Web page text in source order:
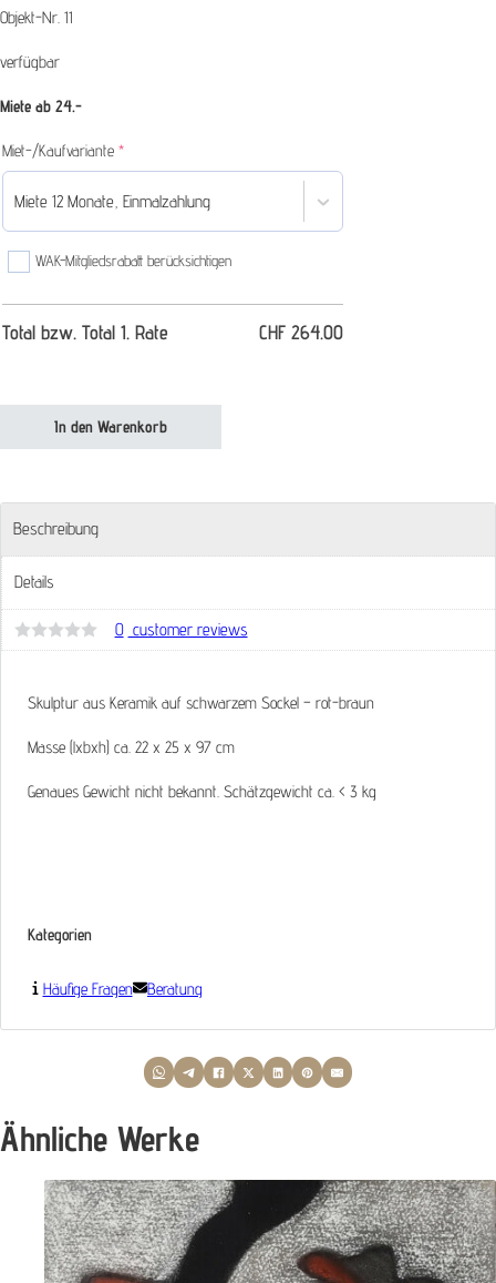
Objekt-Nr. 11
verfügbar
Miete ab 24.-
Miet-/Kaufvariante *(required)
Miete 12 Monate, Einmalzahlung
WAK-Mitgliedsrabatt berücksichtigen
Total bzw. Total 1. Rate CHF 264.00
SKULPTUR 1 Veronika Martin Mantel Menge
In den Warenkorb
Beschreibung
Details
Bewertet
von
0 customer reviews
Skulptur aus Keramik auf schwarzem Sockel – rot-braun
Masse (lxbxh) ca. 22 x 25 x 97 cm
Genaues Gewicht nicht bekannt. Schätzgewicht ca. < 3 kg
Kategorien
Häufige Fragen Beratung
Ähnliche Werke